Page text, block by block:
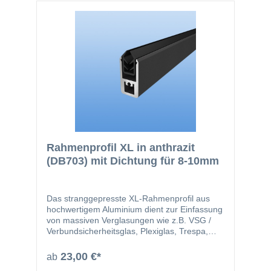
Rahmenprofil XL in anthrazit
(DB703) mit Dichtung für 8-10mm
Das stranggepresste XL-Rahmenprofil aus
hochwertigem Aluminium dient zur Einfassung
von massiven Verglasungen wie z.B. VSG /
Verbundsicherheitsglas, Plexiglas, Trespa,
Rahmenprofil hat mit 3mm eine deutlich
höhere Wandstärke als das "normale"
ab 23,00 €*